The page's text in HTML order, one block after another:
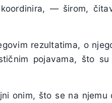
— širom,
rezultatima, o
pojavama, što
onim, što se na njemu